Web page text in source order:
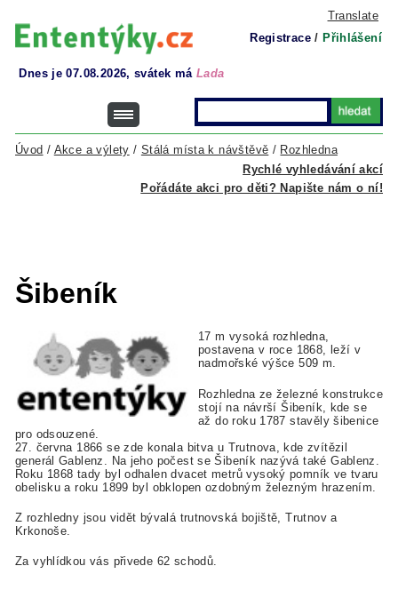
Translate
Registrace / Přihlášení
Dnes je 07.08.2026, svátek má Lada
Rychlé vyhledávání akcí
Úvod / Akce a výlety / Stálá místa k návštěvě / Rozhledna
Pořádáte akci pro děti? Napište nám o ní!
Šibeník
17 m vysoká rozhledna,
postavena v roce 1868, leží v
nadmořské výšce 509 m.
Rozhledna ze železné konstrukce
stojí na návrší Šibeník, kde se
až do roku 1787 stavěly šibenice
pro odsouzené.
27. června 1866 se zde konala bitva u Trutnova, kde zvítězil
generál Gablenz. Na jeho počest se Šibeník nazývá také Gablenz.
Roku 1868 tady byl odhalen dvacet metrů vysoký pomník ve tvaru
obelisku a roku 1899 byl obklopen ozdobným železným hrazením.
Z rozhledny jsou vidět bývalá trutnovská bojiště, Trutnov a
Krkonoše.
Za vyhlídkou vás přivede 62 schodů.